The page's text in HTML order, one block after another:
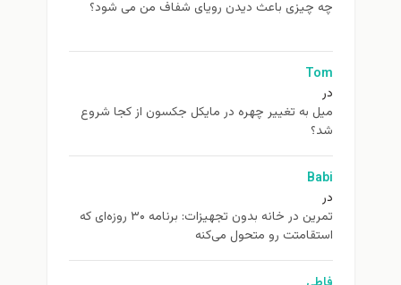
چه چیزی باعث دیدن رویای شفاف من می شود؟
Tom
در
ميل به تغيير چهره در مایکل جکسون از كجا شروع
شد؟
Babi
در
تمرین در خانه بدون تجهیزات: برنامه ۳۰ روزه‌ای که
استقامتت رو متحول می‌کنه